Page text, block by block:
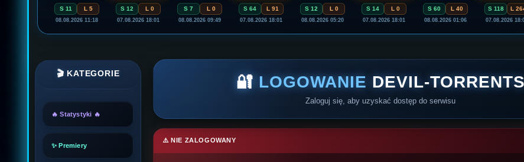
S 11 L 5
08.08.2026 11:18
S 12 L 0
07.08.2026 18:01
S 7 L 0
08.08.2026 09:49
S 64 L 91
07.08.2026 18:01
S 12 L 0
08.08.2026 05:20
S 14 L 0
07.08.2026 18:01
S 60 L 40
08.08.2026 01:06
S 118 L
07.08.2026
🎬 KATEGORIE
🔥 Statystyki 🔥
✨ Premiery
🔐 LOGOWANIE DEVIL-TORRENTS
Zaloguj się, aby uzyskać dostęp do serwisu
⚠️ NIE ZALOGOWANY